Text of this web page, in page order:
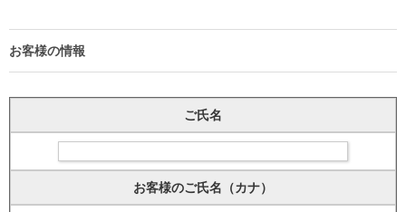
お客様の情報
ご氏名
お客様のご氏名（カナ）